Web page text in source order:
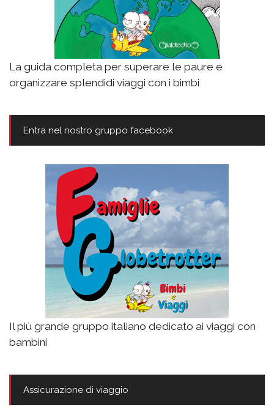
La guida completa per superare le paure e
organizzare splendidi viaggi con i bimbi
Entra nel nostro gruppo facebook
Il più grande gruppo italiano dedicato ai viaggi con
bambini
Assicurazione di viaggio